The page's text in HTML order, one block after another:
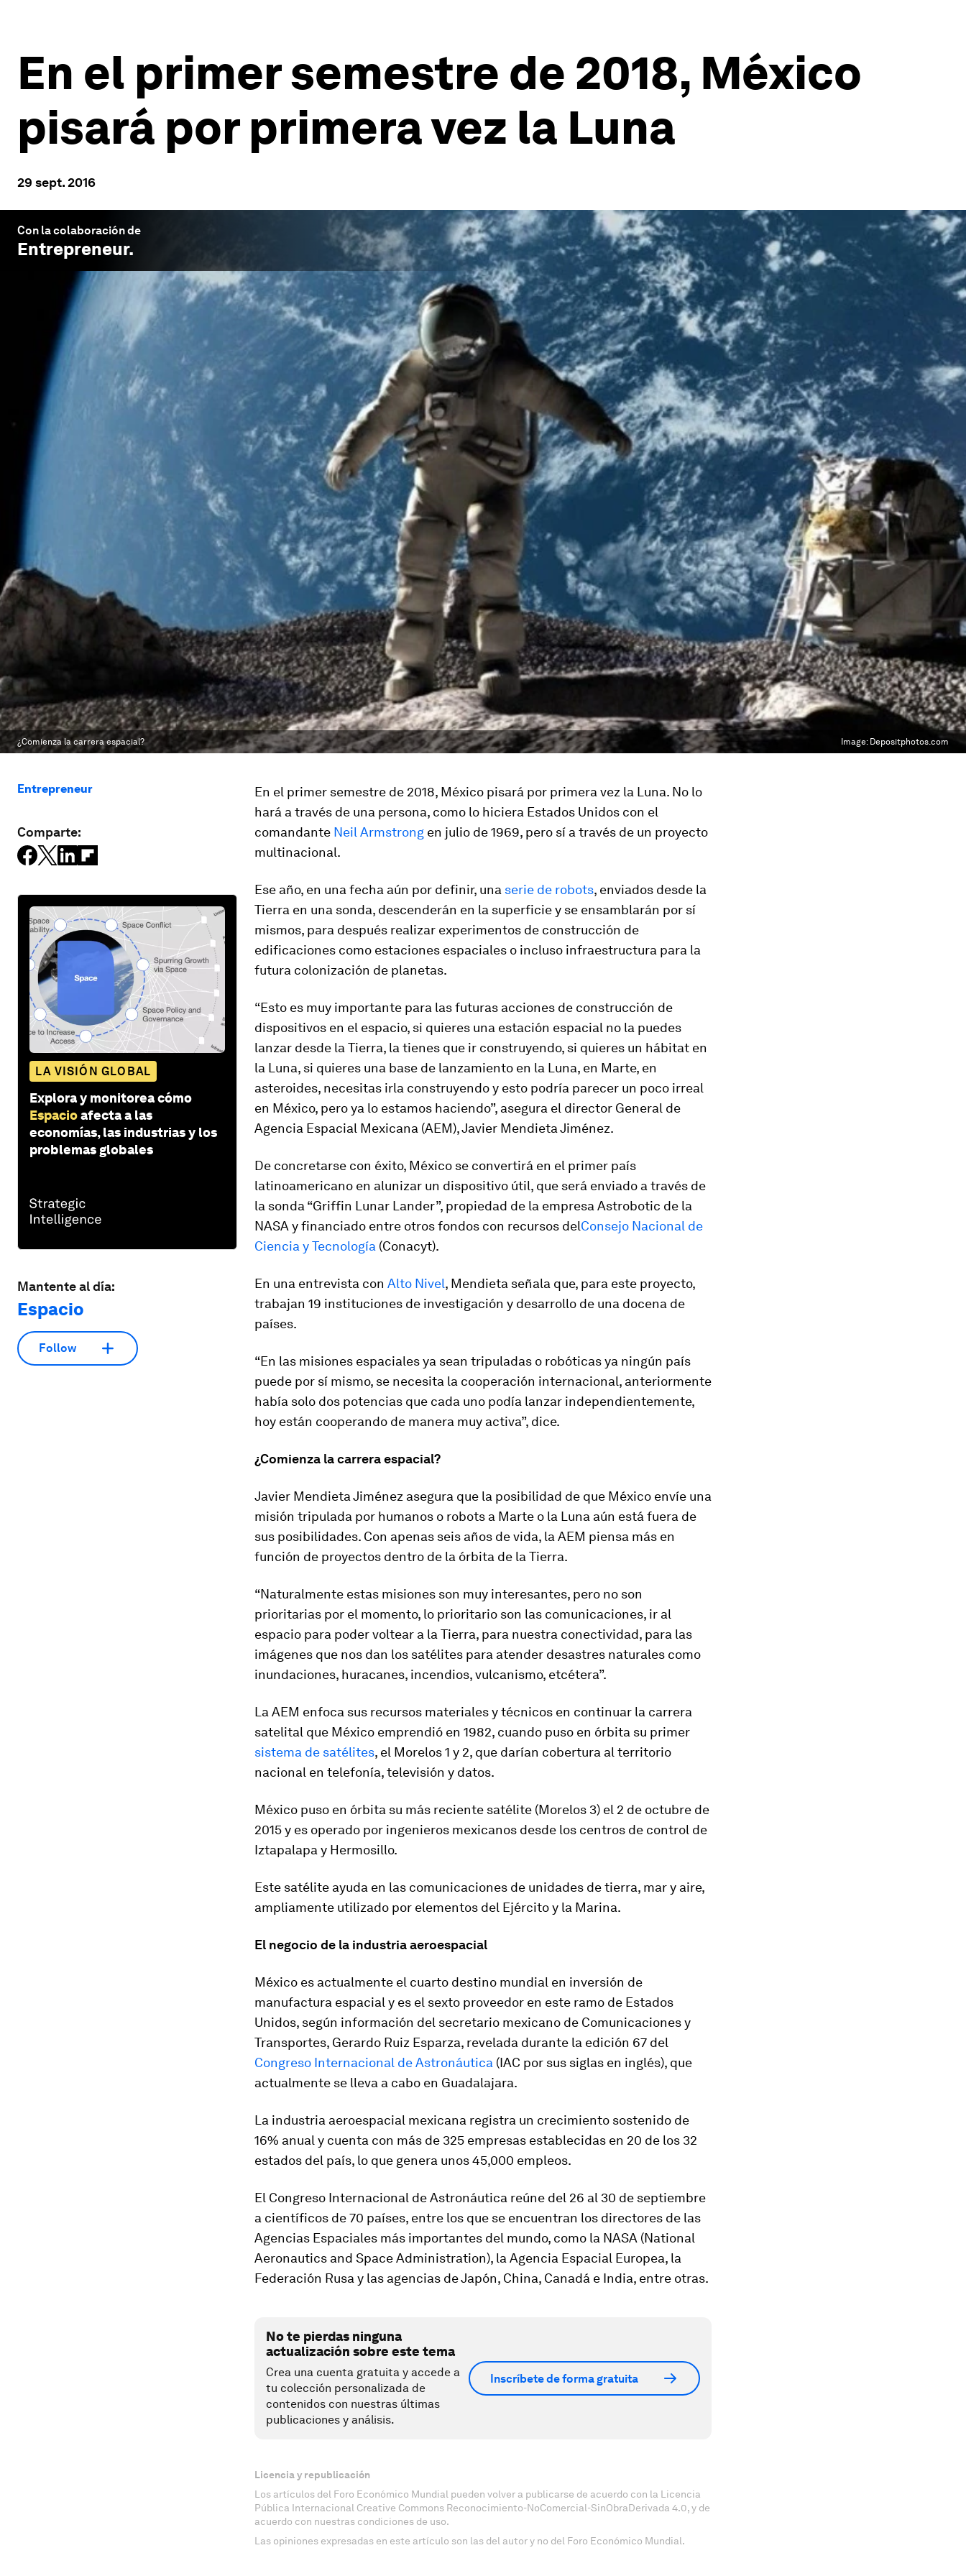
En el primer semestre de 2018, México
pisará por primera vez la Luna
29 sept. 2016
Con la colaboración de
Entrepreneur.
¿Comienza la carrera espacial? Image: Depositphotos.com
Entrepreneur
Comparte:
LA VISIÓN GLOBAL
Explora y monitorea cómo
Espacioafecta a las
economías, las industrias y los
problemas globales
Mantente al día:
Espacio
Follow
En el primer semestre de 2018, México pisará por primera vez la Luna. No lo
hará a través de una persona, como lo hiciera Estados Unidos con el
comandante Neil Armstrong en julio de 1969, pero sí a través de un proyecto
multinacional.
Ese año, en una fecha aún por definir, una serie de robots, enviados desde la
Tierra en una sonda, descenderán en la superficie y se ensamblarán por sí
mismos, para después realizar experimentos de construcción de
edificaciones como estaciones espaciales o incluso infraestructura para la
futura colonización de planetas.
“Esto es muy importante para las futuras acciones de construcción de
dispositivos en el espacio, si quieres una estación espacial no la puedes
lanzar desde la Tierra, la tienes que ir construyendo, si quieres un hábitat en
la Luna, si quieres una base de lanzamiento en la Luna, en Marte, en
asteroides, necesitas irla construyendo y esto podría parecer un poco irreal
en México, pero ya lo estamos haciendo”, asegura el director General de
Agencia Espacial Mexicana (AEM), Javier Mendieta Jiménez.
De concretarse con éxito, México se convertirá en el primer país
latinoamericano en alunizar un dispositivo útil, que será enviado a través de
la sonda “Griffin Lunar Lander”, propiedad de la empresa Astrobotic de la
NASA y financiado entre otros fondos con recursos delConsejo Nacional de
Ciencia y Tecnología (Conacyt).
En una entrevista con Alto Nivel, Mendieta señala que, para este proyecto,
trabajan 19 instituciones de investigación y desarrollo de una docena de
países.
“En las misiones espaciales ya sean tripuladas o robóticas ya ningún país
puede por sí mismo, se necesita la cooperación internacional, anteriormente
había solo dos potencias que cada uno podía lanzar independientemente,
hoy están cooperando de manera muy activa”, dice.
¿Comienza la carrera espacial?
Javier Mendieta Jiménez asegura que la posibilidad de que México envíe una
misión tripulada por humanos o robots a Marte o la Luna aún está fuera de
sus posibilidades. Con apenas seis años de vida, la AEM piensa más en
función de proyectos dentro de la órbita de la Tierra.
“Naturalmente estas misiones son muy interesantes, pero no son
prioritarias por el momento, lo prioritario son las comunicaciones, ir al
espacio para poder voltear a la Tierra, para nuestra conectividad, para las
imágenes que nos dan los satélites para atender desastres naturales como
inundaciones, huracanes, incendios, vulcanismo, etcétera”.
La AEM enfoca sus recursos materiales y técnicos en continuar la carrera
satelital que México emprendió en 1982, cuando puso en órbita su primer
sistema de satélites, el Morelos 1 y 2, que darían cobertura al territorio
nacional en telefonía, televisión y datos.
México puso en órbita su más reciente satélite (Morelos 3) el 2 de octubre de
2015 y es operado por ingenieros mexicanos desde los centros de control de
Iztapalapa y Hermosillo.
Este satélite ayuda en las comunicaciones de unidades de tierra, mar y aire,
ampliamente utilizado por elementos del Ejército y la Marina.
El negocio de la industria aeroespacial
México es actualmente el cuarto destino mundial en inversión de
manufactura espacial y es el sexto proveedor en este ramo de Estados
Unidos, según información del secretario mexicano de Comunicaciones y
Transportes, Gerardo Ruiz Esparza, revelada durante la edición 67 del
Congreso Internacional de Astronáutica (IAC por sus siglas en inglés), que
actualmente se lleva a cabo en Guadalajara.
La industria aeroespacial mexicana registra un crecimiento sostenido de
16% anual y cuenta con más de 325 empresas establecidas en 20 de los 32
estados del país, lo que genera unos 45,000 empleos.
El Congreso Internacional de Astronáutica reúne del 26 al 30 de septiembre
a científicos de 70 países, entre los que se encuentran los directores de las
Agencias Espaciales más importantes del mundo, como la NASA (National
Aeronautics and Space Administration), la Agencia Espacial Europea, la
Federación Rusa y las agencias de Japón, China, Canadá e India, entre otras.
No te pierdas ninguna
actualización sobre este tema
Crea una cuenta gratuita y accede a
tu colección personalizada de
contenidos con nuestras últimas
publicaciones y análisis.
Inscríbete de forma gratuita
Licencia y republicación
Los artículos del Foro Económico Mundial pueden volver a publicarse de acuerdo con la Licencia
Pública Internacional Creative Commons Reconocimiento-NoComercial-SinObraDerivada 4.0, y de
acuerdo con nuestras condiciones de uso.
Las opiniones expresadas en este artículo son las del autor y no del Foro Económico Mundial.